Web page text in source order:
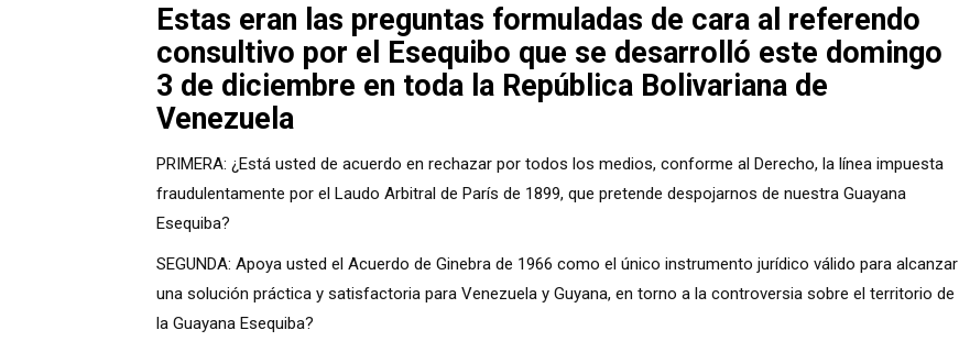
Estas eran las preguntas formuladas de cara al referendo
consultivo por el Esequibo que se desarrolló este domingo
3 de diciembre en toda la República Bolivariana de
Venezuela
PRIMERA: ¿Está usted de acuerdo en rechazar por todos los medios, conforme al Derecho, la línea impuesta
fraudulentamente por el Laudo Arbitral de París de 1899, que pretende despojarnos de nuestra Guayana
Esequiba?
SEGUNDA: Apoya usted el Acuerdo de Ginebra de 1966 como el único instrumento jurídico válido para alcanzar
una solución práctica y satisfactoria para Venezuela y Guyana, en torno a la controversia sobre el territorio de
la Guayana Esequiba?